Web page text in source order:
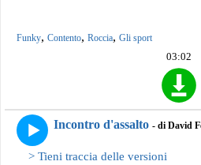
Funky, Contento, Roccia, Gli sport
03:02
Incontro d'assalto - di David
> Tieni traccia delle versioni